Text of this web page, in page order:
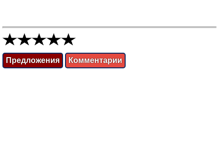
Предложения Комментарии